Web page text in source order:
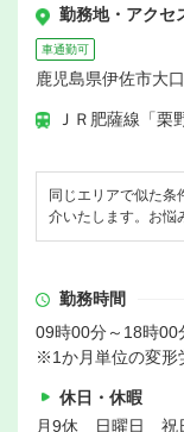
勤務地・アクセ
車通勤可
鹿児島県伊佐市大
ＪＲ肥薩線「栗
同じエリアで似た条
介いたします。お悩
勤務時間
09時00分～18時00
※1か月単位の変形
休日・休暇
月9休 日曜日 祝